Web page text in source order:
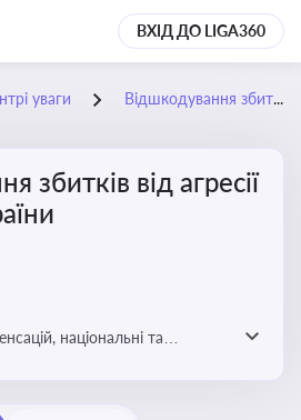
ВХІД ДО LIGA360
уваги Відшкодування збитків від агресії рф проти України
збитків від агресії
національні та